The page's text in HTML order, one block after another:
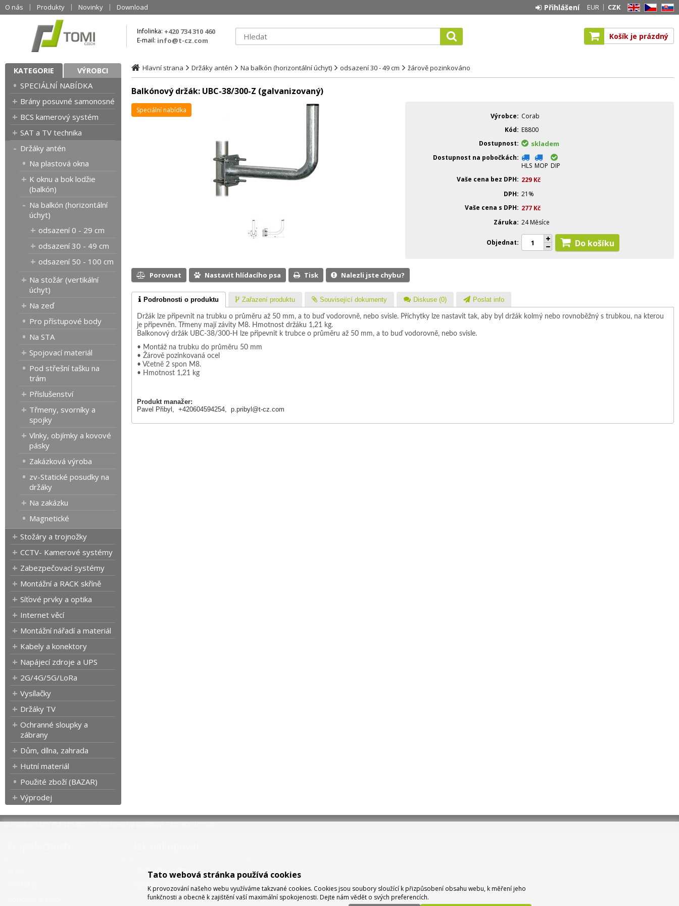
O nás Produkty Novinky Download EN CZ SK
EUR CZK
Přihlášení
Košík je prázdný
Infolinka: +420 734 310 460
E-mail: info@t-cz.com
KATEGORIE VÝROBCI
SPECIÁLNÍ NABÍDKA
Brány posuvné samonosné
BCS kamerový systém
SAT a TV technika
Držáky antén
Na plastová okna
K oknu a bok lodžie
(balkón)
Na balkón (horizontální
úchyt)
odsazení 0 - 29 cm
odsazení 30 - 49 cm
odsazení 50 - 100 cm
Na stožár (vertikální
úchyt)
Na zeď
Pro přístupové body
Na STA
Spojovací materiál
Pod střešní tašku na
trám
Příslušenství
Třmeny, svorníky a
spojky
Vlnky, objímky a kovové
pásky
Zakázková výroba
zv-Statické posudky na
držáky
Na zakázku
Magnetické
Stožáry a trojnožky
CCTV- Kamerové systémy
Zabezpečovací systémy
Montážní a RACK skříně
Síťové prvky a optika
Internet věcí
Montážní nářadí a materiál
Kabely a konektory
Napájecí zdroje a UPS
2G/4G/5G/LoRa
Vysílačky
Držáky TV
Ochranné sloupky a
zábrany
Dům, dílna, zahrada
Hutní materiál
Použité zboží (BAZAR)
Výprodej
Hlavní strana Držáky antén Na balkón (horizontální úchyt) odsazení 30 - 49 cm žárově pozinkováno
Balkónový držák: UBC-38/300-Z (galvanizovaný)
Speciální nabídka
Výrobce
Corab
Kód
E8800
Dostupnost
skladem
Dostupnost na pobočkách
HLS MOP DIP
Vaše cena bez DPH
229 Kč
DPH 21%
Vaše cena s DPH
277 Kč
Záruka 24 Měsíce
Objednat Do košíku
Porovnat Nastavit hlídacího psa Tisk Nalezli jste chybu?
Podrobnosti o produktu Zařazení produktu Související dokumenty Diskuse (0) Poslat info
Držák lze připevnit na trubku o průměru až 50 mm, a to buď vodorovně, nebo svisle. Příchytky lze nastavit tak, aby byl držák kolmý nebo rovnoběžný s trubkou, na kterou
je připevněn. Třmeny mají závity M8. Hmotnost držáku 1,21 kg.
Balkonový držák UBC-38/300-H lze připevnit k trubce o průměru až 50 mm, a to buď vodorovně, nebo svisle.
• Montáž na trubku do průměru 50 mm
• Žárově pozinkovaná ocel
• Včetně 2 spon M8.
• Hmotnost 1,21 kg
Produkt manažer:
Pavel Přibyl, +420604594254, p.pribyl@t-cz.com
Infolinka: +420 734 310 460 Reklamační oddělení: +420 606 167 349
Obchodní podmínky
Správa cookies
Tato webová stránka používá cookies
K provozování našeho webu využíváme takzvané cookies. Cookies jsou soubory sloužící k přizpůsobení obsahu webu, k měření jeho
funkčnosti a obecně k zajištění vaší maximální spokojenosti. Dejte nám vědět o svých preferencích.